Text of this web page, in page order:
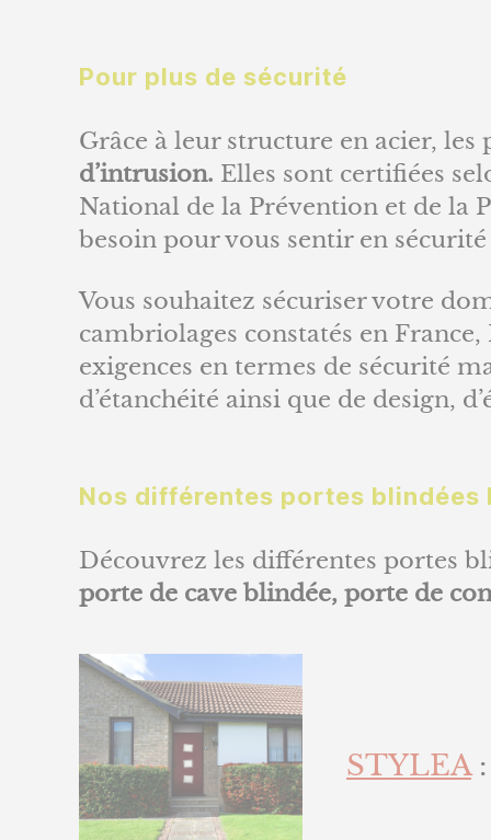
Pour plus de sécurité
Grâce à leur structure en acier,
d’intrusion. Elles sont certifiées
National de la Prévention et de la
besoin pour vous sentir en sécurité
Vous souhaitez sécuriser votre
cambriolages constatés en
exigences en termes de sécurité
d’étanchéité ainsi que de design,
Nos différentes portes blindées
Découvrez les différentes portes
porte de cave blindée, porte de
STYLEA: